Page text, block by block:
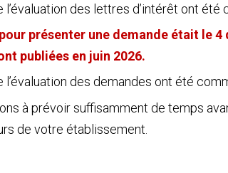
des lettres d’intérêt ont été
présenter une demande était le 4
publiées en juin 2026.
l’évaluation des demandes ont été
à prévoir suffisamment de temps
de votre établissement.